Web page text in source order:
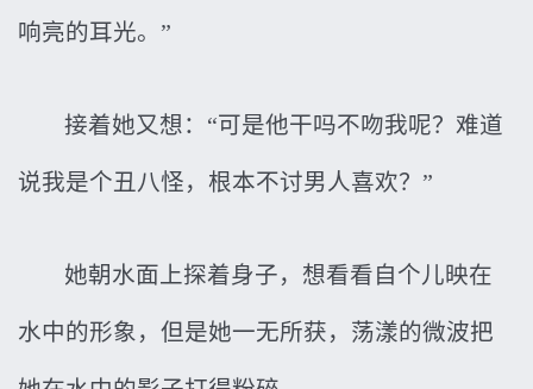
响亮的耳光。”
接着她又想：“可是他干吗不吻我呢？难道
说我是个丑八怪，根本不讨男人喜欢？”
她朝水面上探着身子，想看看自个儿映在
水中的形象，但是她一无所获，荡漾的微波把